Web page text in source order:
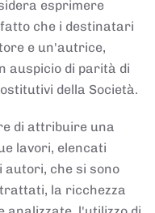
esprimere
che i destinatari
e un'autrice,
auspicio di parità di
della Società.
di attribuire una
lavori, elencati
autori, che si sono
la ricchezza